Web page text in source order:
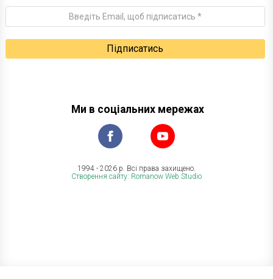
Ми в соціальних мережах
1994 - 2026 р. Всі права захищено.
Створення сайту: Romanow Web Studio